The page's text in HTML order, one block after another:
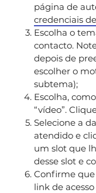
página de
credenciais
Escolha o
contacto.
depois de
escolher o
subtema);
Escolha,
“vídeo”.
Selecione a
atendido e
um slot que
desse slot e
Confirme que
link de